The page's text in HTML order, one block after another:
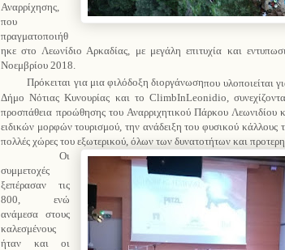
Αναρρίχησης,
που
πραγματοποιήθ
ηκε στο Λεωνίδιο Αρκαδίας, με μεγάλη επιτυχία και
Νοεμβρίου 2018.
Πρόκειται για μια φιλόδοξη διοργάνωσηπου υλοποιείται
Δήμο Νότιας Κυνουρίας και το ClimbInLeonidio ,
προσπάθεια προώθησης του Αναρριχητικού Πάρκου Λεωνιδίου
ειδικών μορφών τουρισμού,την ανάδειξη του φυσικού κάλλους
πολλές χώρες του εξωτερικού, όλων των δυνατοτήτων και
Οι
συμμετοχές
ξεπέρασαν τις
800, ενώ
ανάμεσα στους
καλεσμένους
ήταν και οι